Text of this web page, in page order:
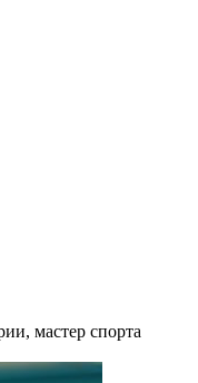
мастер спорта